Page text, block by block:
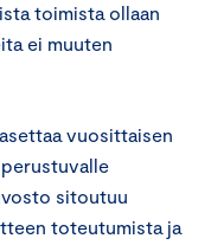
toimista ollaan
ei muuten
vuosittaisen
sitoutuu
toteutumista ja